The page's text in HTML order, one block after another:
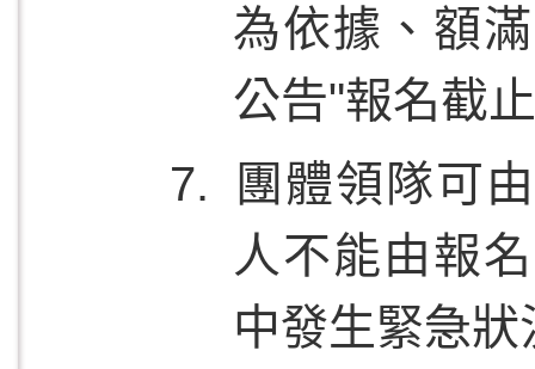
為依據、額
公告"報名截
團體領隊可
人不能由報
中發生緊急